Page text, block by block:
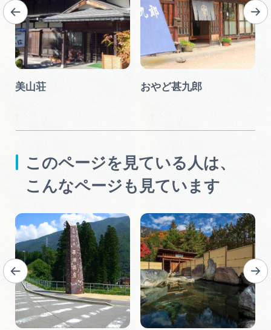
美山荘 おやど甚九郎
このページを見ている人は、
こんなページも見ています